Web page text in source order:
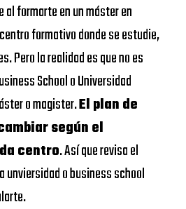
al formarte en un máster en
formativo donde se estudie,
Pero la realidad es que no es
School o Universidad
o magister.El plan de
según el
centro. Así que revisa el
unviersidad o business school